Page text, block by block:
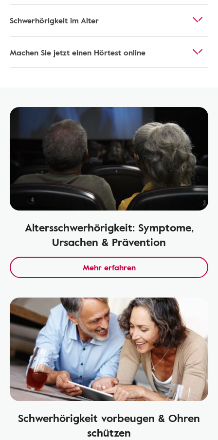
Schwerhörigkeit im Alter
Machen Sie jetzt einen Hörtest online
Altersschwerhörigkeit: Symptome,
Ursachen & Prävention
Mehr erfahren
Schwerhörigkeit vorbeugen & Ohren
schützen